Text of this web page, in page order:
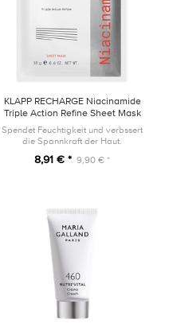
KLAPP RECHARGE Niacinamide
Triple Action Refine Sheet Mask
1 Stück
Spendet Feuchtigkeit und verbssert
die Spannkraft der Haut.
8,91 € * 9,90 € *